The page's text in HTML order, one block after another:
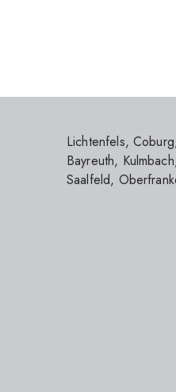
Lichtenfels, Coburg
Bayreuth, Kulmbach
Saalfeld,